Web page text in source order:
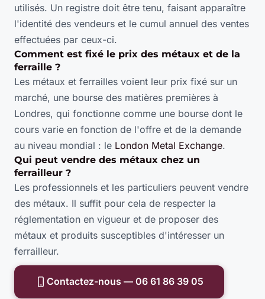
utilisés. Un registre doit être tenu, faisant apparaître
l'identité des vendeurs et le cumul annuel des ventes
effectuées par ceux-ci.
Comment est fixé le prix des métaux et de la
ferraille ?
Les métaux et ferrailles voient leur prix fixé sur un
marché, une bourse des matières premières à
Londres, qui fonctionne comme une bourse dont le
cours varie en fonction de l'offre et de la demande
au niveau mondial : le London Metal Exchange.
Qui peut vendre des métaux chez un
ferrailleur ?
Les professionnels et les particuliers peuvent vendre
des métaux. Il suffit pour cela de respecter la
réglementation en vigueur et de proposer des
métaux et produits susceptibles d'intéresser un
ferrailleur.
Contactez-nous — 06 61 86 39 05